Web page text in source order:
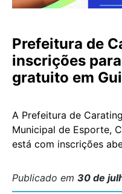
Prefeitura de
inscrições
gratuito em
A Prefeitura de
Municipal de Esporte,
está com inscrições
qualificação
que já concluíram o
Publicado em 30 de